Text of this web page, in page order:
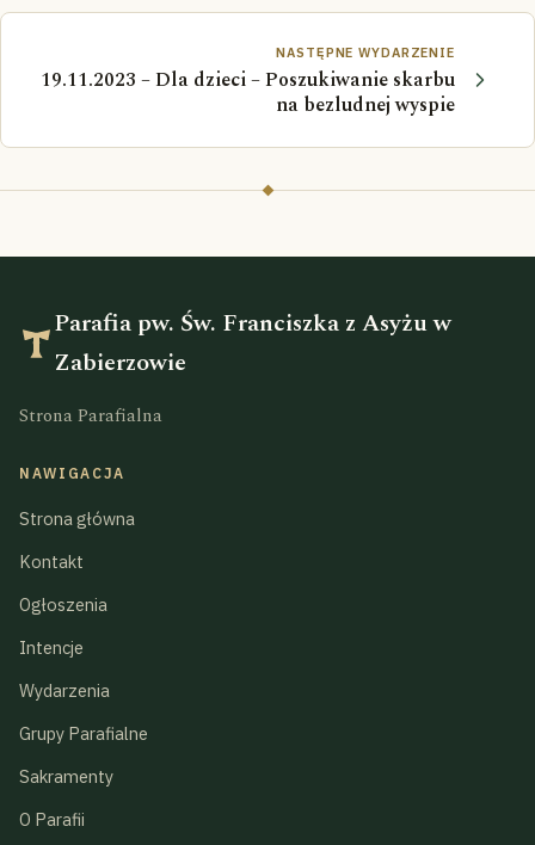
NASTĘPNE WYDARZENIE
19.11.2023 – Dla dzieci – Poszukiwanie skarbu
na bezludnej wyspie
Parafia pw. Św. Franciszka z Asyżu w
Zabierzowie
Strona Parafialna
NAWIGACJA
Strona główna
Kontakt
Ogłoszenia
Intencje
Wydarzenia
Grupy Parafialne
Sakramenty
O Parafii